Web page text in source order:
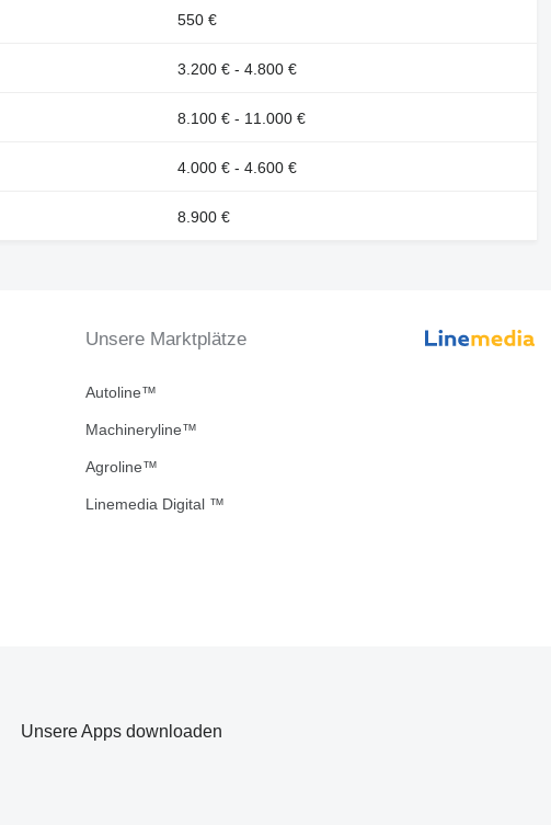
550 €
3.200 € - 4.800 €
8.100 € - 11.000 €
4.000 € - 4.600 €
8.900 €
Unsere Marktplätze
Autoline™
Machineryline™
Agroline™
Linemedia Digital ™
Unsere Apps downloaden